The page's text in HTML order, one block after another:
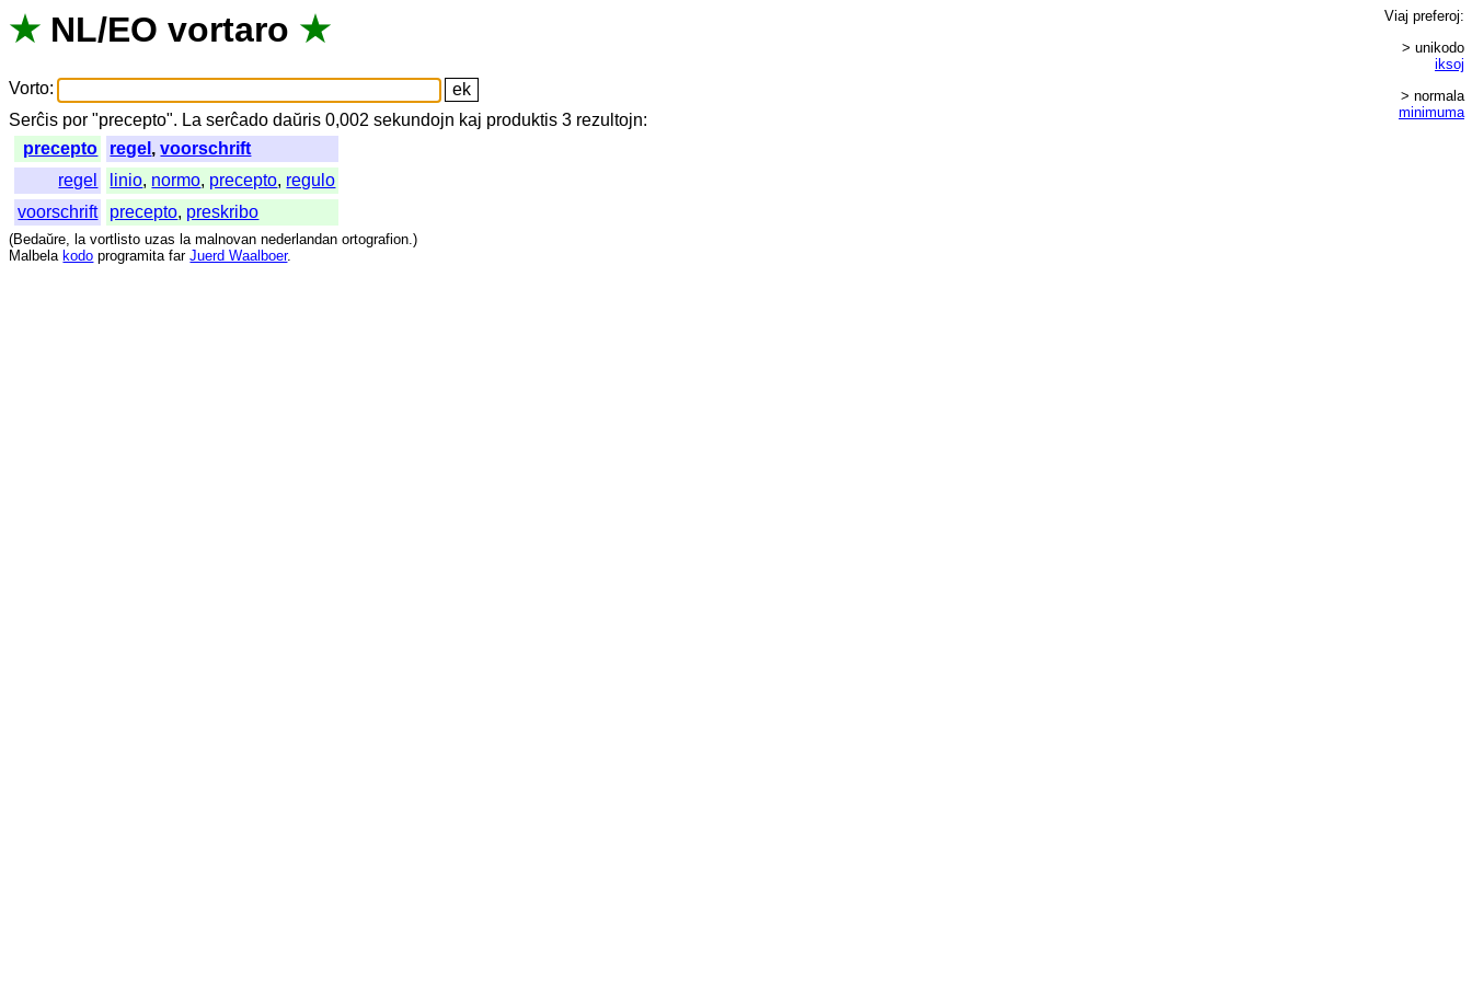
★ NL/EO vortaro ★
Vorto:
Serĉis por "precepto". La serĉado daŭris 0,002sekundojn kaj produktis 3 rezultojn:
precepto
regel ,voorschrift
regel
linio, normo, precepto, regulo
voorschrift
precepto, preskribo
Viaj preferoj:
> unikodo
iksoj
> normala
minimuma
(Bedaŭre, la vortlisto uzas la malnovan nederlandan ortografion.)
Malbela kodo programita far Juerd Waalboer.